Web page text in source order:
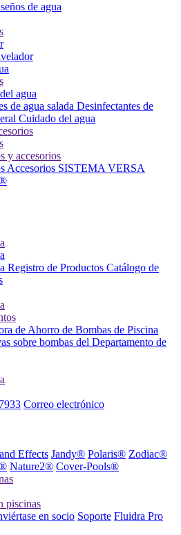
de agua
agua
de agua salada Desinfectantes de
Cuidado del agua
y accesorios
Accesorios SISTEMA VERSA
Registro de Productos Catálogo de
de Ahorro de Bombas de Piscina
sobre bombas del Departamento de
Correo electrónico
Effects Jandy® Polaris® Zodiac®
Nature2® Cover-Pools®
piscinas
en socio Soporte Fluidra Pro